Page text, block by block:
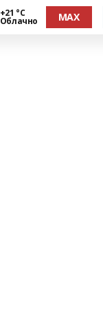
+21 °С
Облачно MAX